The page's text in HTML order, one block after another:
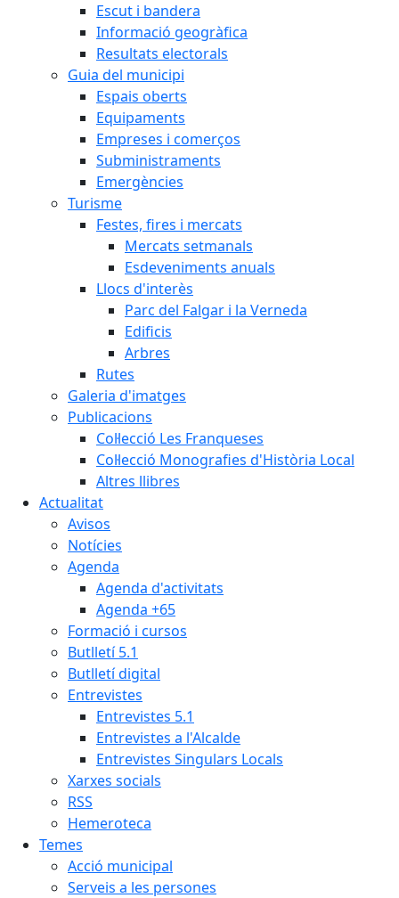
Escut i bandera
Informació geogràfica
Resultats electorals
Guia del municipi
Espais oberts
Equipaments
Empreses i comerços
Subministraments
Emergències
Turisme
Festes, fires i mercats
Mercats setmanals
Esdeveniments anuals
Llocs d'interès
Parc del Falgar i la Verneda
Edificis
Arbres
Rutes
Galeria d'imatges
Publicacions
Col·lecció Les Franqueses
Col·lecció Monografies d'Història Local
Altres llibres
Actualitat
Avisos
Notícies
Agenda
Agenda d'activitats
Agenda +65
Formació i cursos
Butlletí 5.1
Butlletí digital
Entrevistes
Entrevistes 5.1
Entrevistes a l'Alcalde
Entrevistes Singulars Locals
Xarxes socials
RSS
Hemeroteca
Temes
Acció municipal
Serveis a les persones